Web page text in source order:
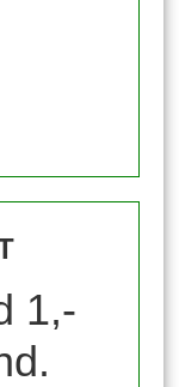
1,-